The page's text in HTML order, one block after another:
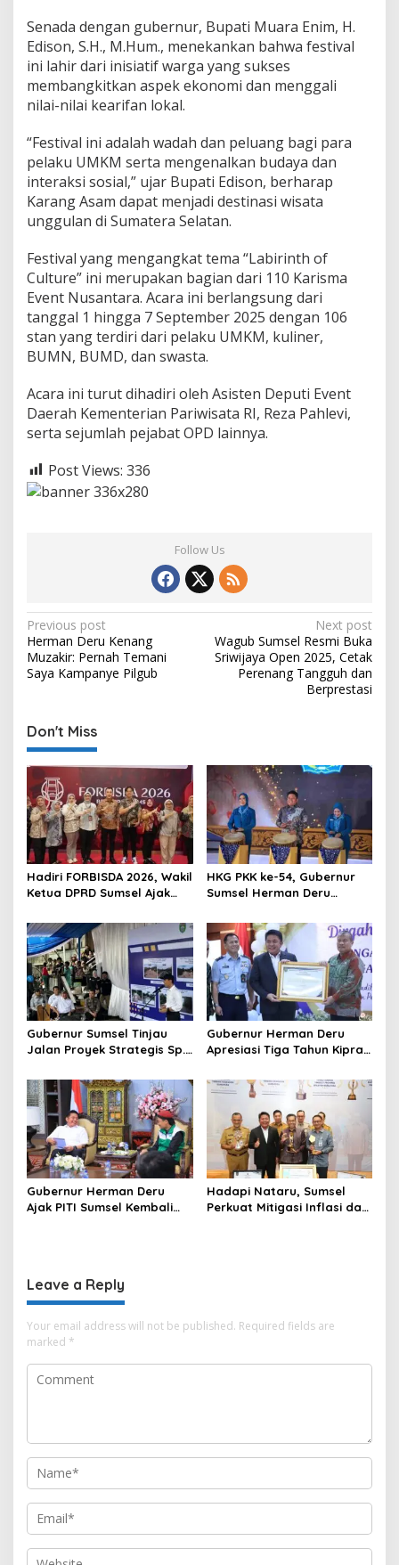
Senada dengan gubernur, Bupati Muara Enim, H.
Edison, S.H., M.Hum., menekankan bahwa festival
ini lahir dari inisiatif warga yang sukses
membangkitkan aspek ekonomi dan menggali
nilai-nilai kearifan lokal.
“Festival ini adalah wadah dan peluang bagi para
pelaku UMKM serta mengenalkan budaya dan
interaksi sosial,” ujar Bupati Edison, berharap
Karang Asam dapat menjadi destinasi wisata
unggulan di Sumatera Selatan.
Festival yang mengangkat tema “Labirinth of
Culture” ini merupakan bagian dari 110 Karisma
Event Nusantara. Acara ini berlangsung dari
tanggal 1 hingga 7 September 2025 dengan 106
stan yang terdiri dari pelaku UMKM, kuliner,
BUMN, BUMD, dan swasta.
Acara ini turut dihadiri oleh Asisten Deputi Event
Daerah Kementerian Pariwisata RI, Reza Pahlevi,
serta sejumlah pejabat OPD lainnya.
Post Views: 336
Follow Us
P
o
s
n
a
v
i
g
a
t
i
o
n
Previous post
Herman Deru Kenang
Muzakir: Pernah Temani
Saya Kampanye Pilgub
Next post
Wagub Sumsel Resmi Buka
Sriwijaya Open 2025, Cetak
Perenang Tangguh dan
Berprestasi
Don't Miss
Hadiri FORBISDA 2026, Wakil
Ketua DPRD Sumsel Ajak
Kekuatan Ekonomi Baru
HKG PKK ke-54, Gubernur
Sumsel Herman Deru
dan Penguatan Peran
Perempuan
Gubernur Sumsel Tinjau
Jalan Proyek Strategis Sp.
Desa Keman OKI
Gubernur Herman Deru
Apresiasi Tiga Tahun Kiprah
Pilar Keadilan Tata Usaha
Negara
Gubernur Herman Deru
Ajak PITI Sumsel Kembali
Hadapi Nataru, Sumsel
Perkuat Mitigasi Inflasi dan
Leave a Reply
Your email address will not be published. Required fields are
marked *